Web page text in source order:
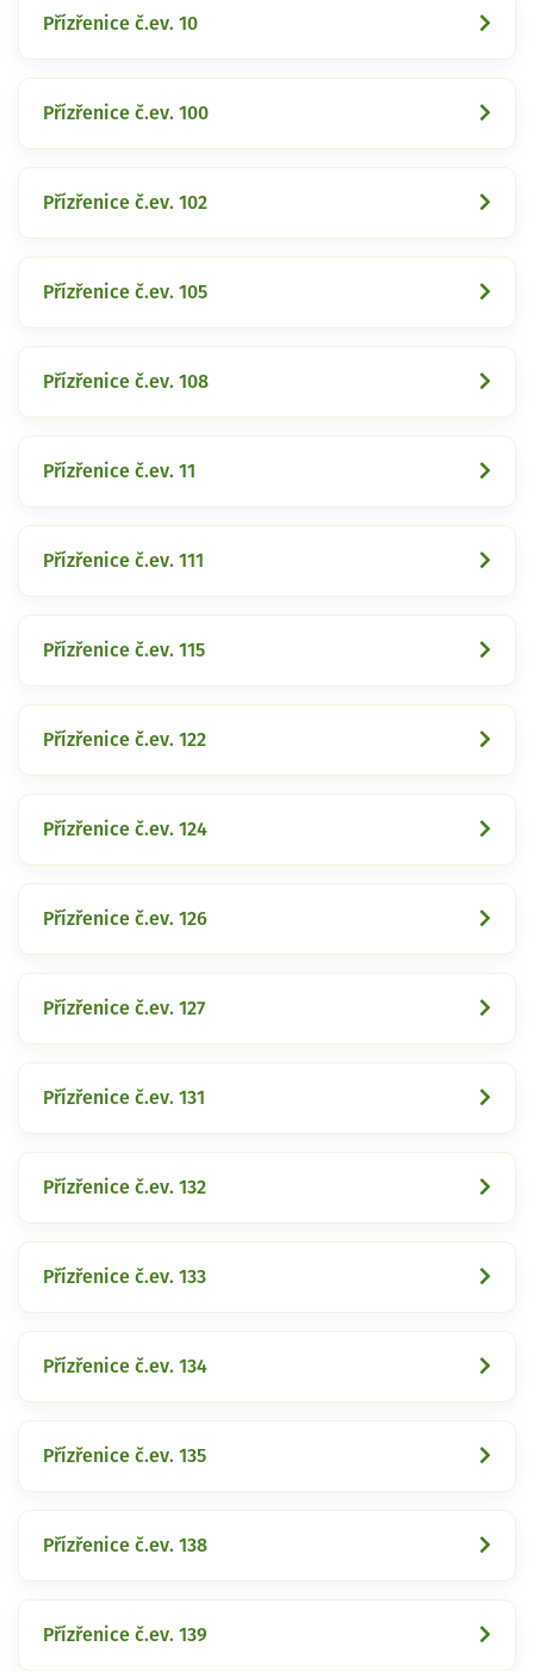
Přízřenice č.ev. 10
Přízřenice č.ev. 100
Přízřenice č.ev. 102
Přízřenice č.ev. 105
Přízřenice č.ev. 108
Přízřenice č.ev. 11
Přízřenice č.ev. 111
Přízřenice č.ev. 115
Přízřenice č.ev. 122
Přízřenice č.ev. 124
Přízřenice č.ev. 126
Přízřenice č.ev. 127
Přízřenice č.ev. 131
Přízřenice č.ev. 132
Přízřenice č.ev. 133
Přízřenice č.ev. 134
Přízřenice č.ev. 135
Přízřenice č.ev. 138
Přízřenice č.ev. 139